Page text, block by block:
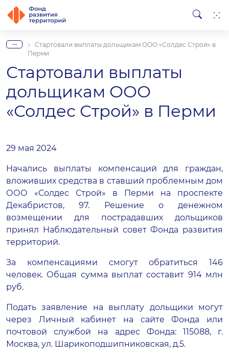
...
Стартовали выплаты дольщикам ООО «Солдес Строй» в
Перми
Стартовали выплаты
дольщикам ООО
«Солдес Строй» в Перми
29 мая 2024
Начались выплаты компенсаций для граждан,
вложивших средства в ставший проблемным дом
ООО «Солдес Строй» в Перми на проспекте
Декабристов, 97. Решение о денежном
возмещении для пострадавших дольщиков
принял Наблюдательный совет Фонда развития
территорий.
За компенсациями смогут обратиться 146
человек. Общая сумма выплат составит 914 млн
руб.
Подать заявление на выплату дольщики могут
через Личный кабинет на сайте Фонда или
почтовой службой на адрес Фонда: 115088, г.
Москва, ул. Шарикоподшипниковская, д.5.